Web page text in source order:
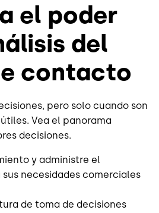
el poder
del
contacto
pero solo cuando son
Vea el panorama
decisiones.
y administre el
necesidades comerciales
de toma de decisiones